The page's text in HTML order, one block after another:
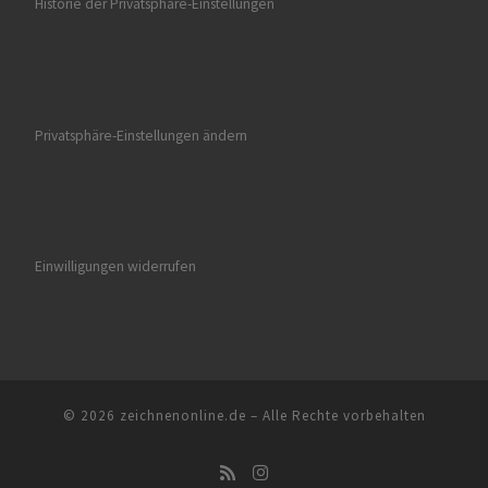
Historie der Privatsphäre-Einstellungen
Privatsphäre-Einstellungen ändern
Einwilligungen widerrufen
© 2026 zeichnenonline.de – Alle Rechte vorbehalten